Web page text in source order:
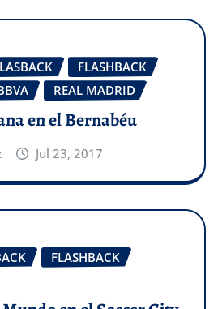
FLASHBACK
REAL MADRID
en el Bernabéu
Jul 23, 2017
FLASHBACK